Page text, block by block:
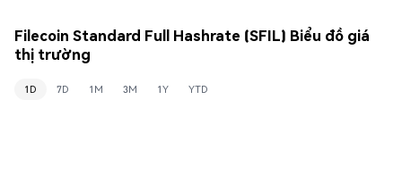
Filecoin Standard Full Hashrate (SFIL) Biểu đồ giá
thị trường
1D 7D 1M 3M 1Y YTD